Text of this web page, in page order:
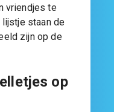
vriendjes te
lijstje staan de
zijn op de
op